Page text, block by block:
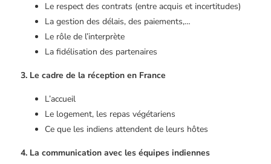
Le respect des contrats (entre acquis et incertitudes)
La gestion des délais, des paiements,…
Le rôle de l’interprète
La fidélisation des partenaires
3. Le cadre de la réception en France
L’accueil
Le logement, les repas végétariens
Ce que les indiens attendent de leurs hôtes
4. La communication avec les équipes indiennes